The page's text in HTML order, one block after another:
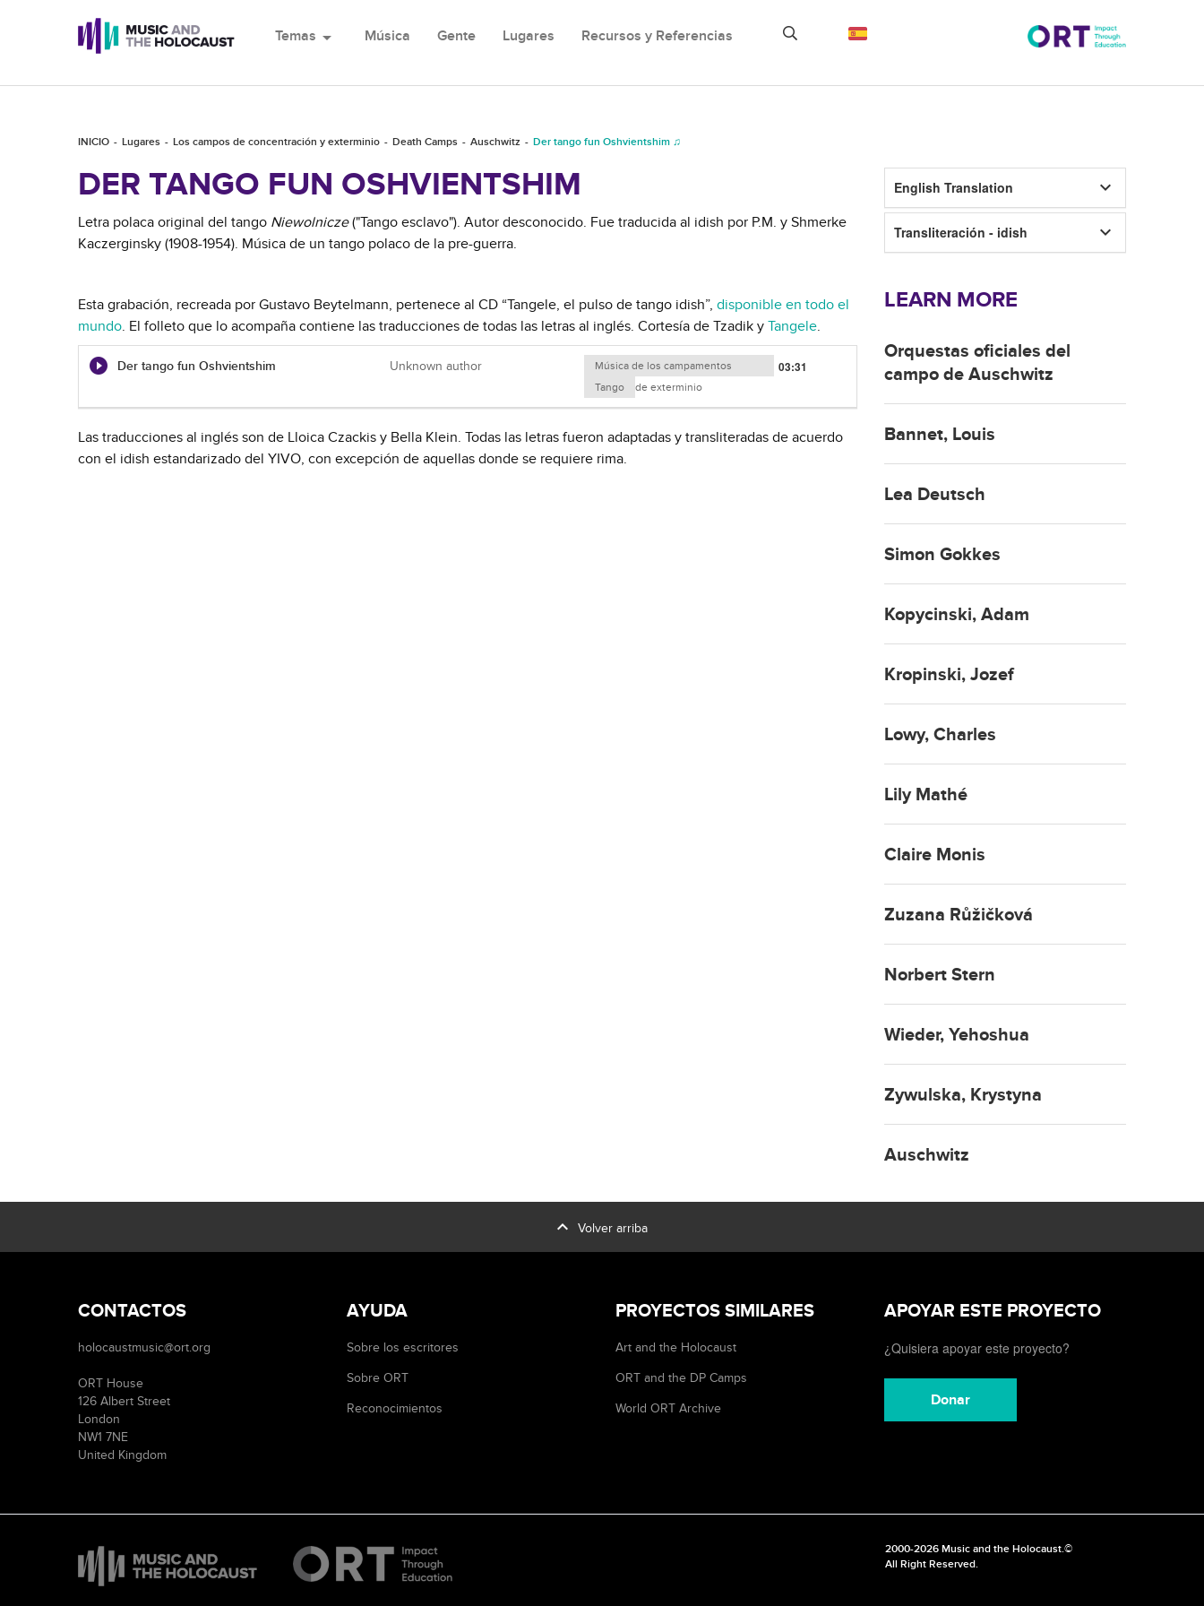
Temas arrow_drop_down Música Gente Lugares Recursos y Referencias
INICIO Lugares Los campos de concentración y exterminio Death Camps Auschwitz Der tango fun Oshvientshim ♫
DER TANGO FUN OSHVIENTSHIM
Letra polaca original del tango Niewolnicze("Tango esclavo"). Autor desconocido. Fue traducida al idish por P.M. y Shmerke
Kaczerginsky (1908-1954). Música de un tango polaco de la pre-guerra.
Esta grabación, recreada por Gustavo Beytelmann, pertenece al CD “Tangele, el pulso de tango idish”, disponible en todo el
mundo. El folleto que lo acompaña contiene las traducciones de todas las letras al inglés. Cortesía de Tzadik y Tangele.
Der tango fun Oshvientshim Unknown author
Música de los campamentos
campos de exterminio
Tango
03:31
Las traducciones al inglés son de Lloica Czackis y Bella Klein. Todas las letras fueron adaptadas y transliteradas de acuerdo
con el idish estandarizado del YIVO, con excepción de aquellas donde se requiere rima.
English Translation keyboard_arrow_down
Transliteración - idish keyboard_arrow_down
LEARN MORE
Orquestas oficiales del
campo de Auschwitz
Bannet, Louis
Lea Deutsch
Simon Gokkes
Kopycinski, Adam
Kropinski, Jozef
Lowy, Charles
Lily Mathé
Claire Monis
Zuzana Růžičková
Norbert Stern
Wieder, Yehoshua
Zywulska, Krystyna
Auschwitz
expand_less Volver arriba
CONTACTOS
holocaustmusic@ort.org
ORT House
126 Albert Street
London
NW1 7NE
United Kingdom
AYUDA
Sobre los escritores
Sobre ORT
Reconocimientos
PROYECTOS SIMILARES
Art and the Holocaust
ORT and the DP Camps
World ORT Archive
APOYAR ESTE PROYECTO
¿Quisiera apoyar este proyecto?
Donar
2000-2026 Music and the Holocaust.©
All Right Reserved.